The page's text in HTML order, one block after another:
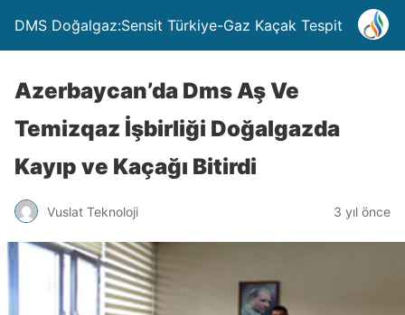
DMS Doğalgaz:Sensit Türkiye-Gaz Kaçak Tespit
Azerbaycan’da Dms Aş Ve
Temizqaz İşbirliği Doğalgazda
Kayıp ve Kaçağı Bitirdi
Vuslat Teknoloji 3 yıl önce